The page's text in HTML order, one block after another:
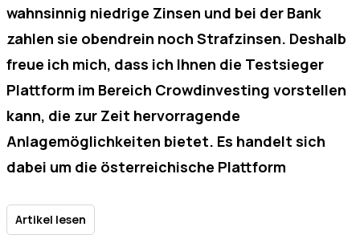
wahnsinnig niedrige Zinsen und bei der Bank
zahlen sie obendrein noch Strafzinsen. Deshalb
freue ich mich, dass ich Ihnen die Testsieger
Plattform im Bereich Crowdinvesting vorstellen
kann, die zur Zeit hervorragende
Anlagemöglichkeiten bietet. Es handelt sich
dabei um die österreichische Plattform
Artikel lesen